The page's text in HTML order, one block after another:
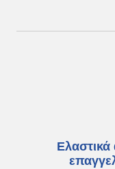
Ελαστικά